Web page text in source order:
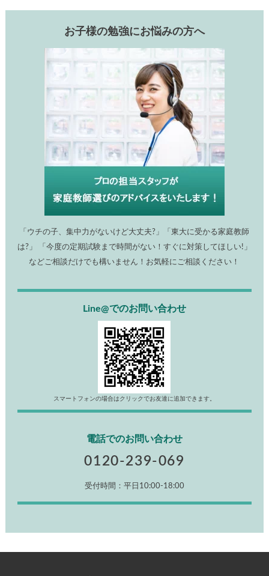
お子様の勉強にお悩みの方へ
「ウチの子、集中力がないけど大丈夫?」「東大に受かる家庭教師
は?」 「今度の定期試験まで時間がない！すぐに対策してほしい!」
などご相談だけでも構いません！お気軽にご相談ください！
Line@でのお問い合わせ
スマートフォンの場合はクリックでお友達に追加できます。
電話でのお問い合わせ
0120-239-069
受付時間：平日10:00-18:00